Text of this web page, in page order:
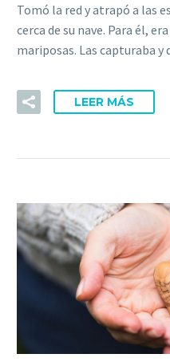
Tomó la red y atrapó a las
cerca de su nave. Para él,
mariposas. Las capturaba
LEER MÁS